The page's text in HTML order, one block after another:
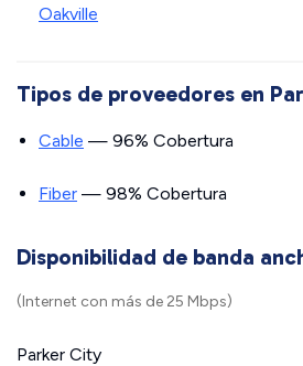
Oakville
Tipos de proveedores en
Cable — 96% Cobertura
Fiber — 98% Cobertura
Disponibilidad de banda
(Internet con más de 25 Mbps)
Parker City